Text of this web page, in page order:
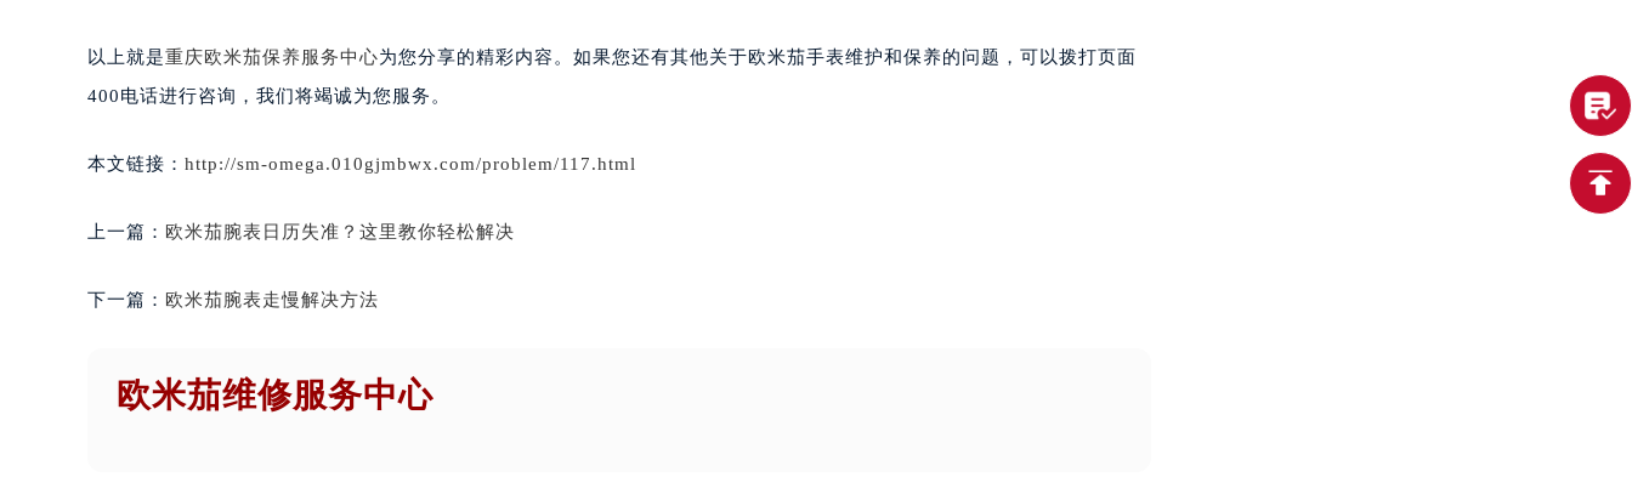
以上就是重庆欧米茄保养服务中心为您分享的精彩内容。如果您还有其他关于欧米茄手表维护和保养的问题，可以拨打页面
400电话进行咨询，我们将竭诚为您服务。
本文链接： http://sm-omega.010gjmbwx.com/problem/117.html
上一篇： 欧米茄腕表日历失准？这里教你轻松解决
下一篇： 欧米茄腕表走慢解决方法
欧米茄维修服务中心